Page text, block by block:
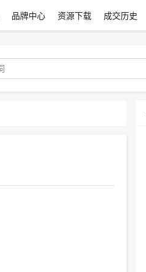
品牌中心 资源下载 成交历史